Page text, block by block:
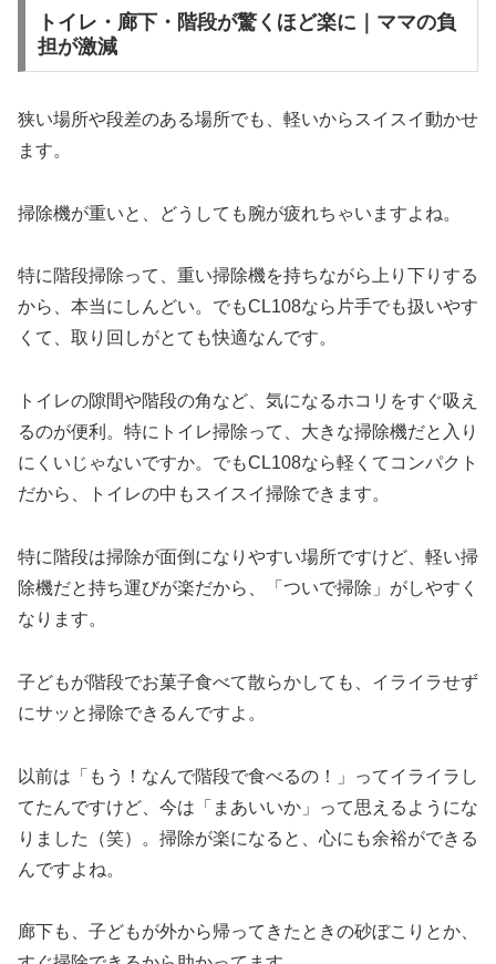
トイレ・廊下・階段が驚くほど楽に｜ママの負
担が激減
狭い場所や段差のある場所でも、軽いからスイスイ動かせ
ます。
掃除機が重いと、どうしても腕が疲れちゃいますよね。
特に階段掃除って、重い掃除機を持ちながら上り下りする
から、本当にしんどい。でもCL108なら片手でも扱いやす
くて、取り回しがとても快適なんです。
トイレの隙間や階段の角など、気になるホコリをすぐ吸え
るのが便利。特にトイレ掃除って、大きな掃除機だと入り
にくいじゃないですか。でもCL108なら軽くてコンパクト
だから、トイレの中もスイスイ掃除できます。
特に階段は掃除が面倒になりやすい場所ですけど、軽い掃
除機だと持ち運びが楽だから、「ついで掃除」がしやすく
なります。
子どもが階段でお菓子食べて散らかしても、イライラせず
にサッと掃除できるんですよ。
以前は「もう！なんで階段で食べるの！」ってイライラし
てたんですけど、今は「まあいいか」って思えるようにな
りました（笑）。掃除が楽になると、心にも余裕ができる
んですよね。
廊下も、子どもが外から帰ってきたときの砂ぼこりとか、